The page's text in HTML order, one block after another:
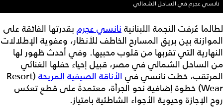
نانسي عجرم في الساحل الشمالي
لطالما عُرفت النجمة اللبنانيةنانسي عجرم بقدرتها الفائقة على
الموازنة بين بريق المسارح الخاطف للأنظار، وعفوية الإطلالات
النهارية التي تقربها من قلوب محبيها. وفي أحدث ظهور لها
من الساحل الشمالي في مصر، قبيل إحياء حفلها الغنائي
المرتقب، خطت نانسي فيالأناقة الصيفية المريحة (Resort
Wear) خطوة إضافية نحو الجرأة، معتمدةً على قطع تعكس
روح الإجازة وحيوية الأجواء الشاطئية بامتياز.